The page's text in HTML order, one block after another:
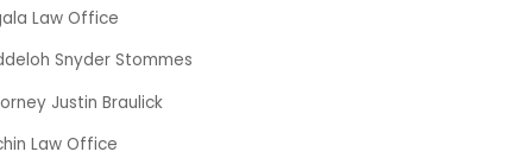
Law Office
Snyder Stommes
Justin Braulick
Law Office